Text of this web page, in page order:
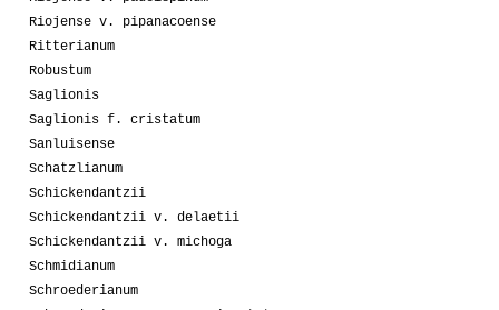
Riojense v. pipanacoense
Ritterianum
Robustum
Saglionis
Saglionis f. cristatum
Sanluisense
Schatzlianum
Schickendantzii
Schickendantzii v. delaetii
Schickendantzii v. michoga
Schmidianum
Schroederianum